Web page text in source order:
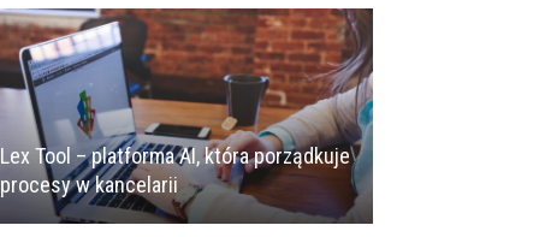
Lex Tool – platforma AI, która porządkuje
procesy w kancelarii